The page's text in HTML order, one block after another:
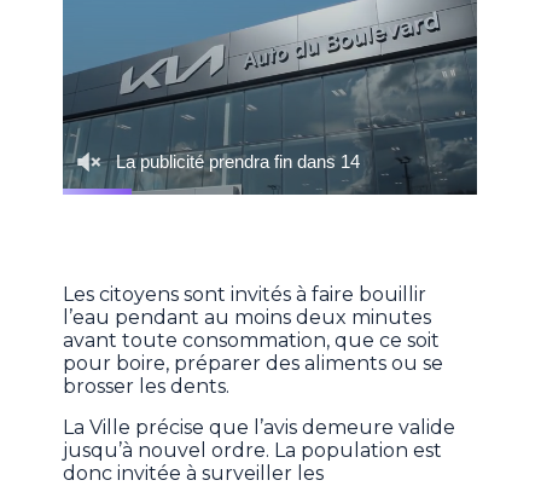
Les citoyens sont invités à faire bouillir
l’eau pendant au moins deux minutes
avant toute consommation, que ce soit
pour boire, préparer des aliments ou se
brosser les dents.
La Ville précise que l’avis demeure valide
jusqu’à nouvel ordre. La population est
donc invitée à surveiller les